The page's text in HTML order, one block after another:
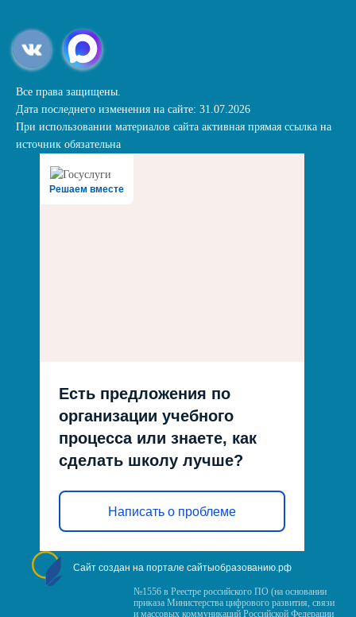
Все права защищены.
Дата последнего изменения на сайте: 31.07.2026
При использовании материалов сайта активная прямая ссылка на
источник обязательна
Решаем вместе
Есть предложения по
организации учебного
процесса или знаете, как
сделать школу лучше?
Написать о проблеме
Сайт создан на портале сайтыобразованию.рф
№1556 в Реестре российского ПО (на основании
приказа Министерства цифрового развития, связи
и массовых коммуникаций Российской Федерации